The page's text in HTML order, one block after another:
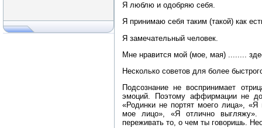
Я люблю и одобряю себя.
Я принимаю себя таким (такой) как
Я замечательный человек.
Мне нравится мой (мое, мая) ........
Несколько советов для более
Подсознание не воспринимает
эмоций. Поэтому аффирмации не
«Родинки не портят моего лица»,
мое лицо», «Я отлично выгляжу».
переживать то, о чем ты говоришь.